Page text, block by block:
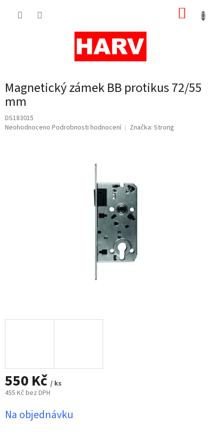
Magnetický zámek BB protikus 72/55
mm
DS183015
Průměrné
Neohodnoceno Podrobnosti hodnocení Značka: Strong
550 Kč / ks
455 Kč bez DPH
cena:
Na objednávku